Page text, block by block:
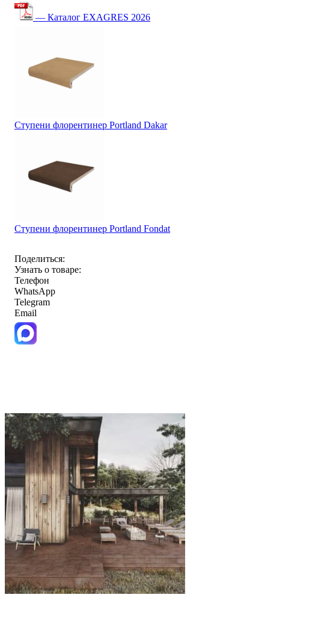
— Каталог EXAGRES 2026
Ступени флорентинер Portland Dakar
Ступени флорентинер Portland Fondat
Поделиться:
Узнать о товаре:
Телефон
WhatsApp
Telegram
Email